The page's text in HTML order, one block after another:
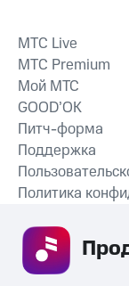
MTС Live
MTС Premium
Мой МТС
GOOD’OK
Питч-форма
Поддержка
Политика